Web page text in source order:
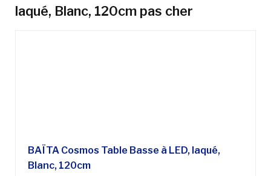
laqué, Blanc, 120cm pas cher
BAÏTA Cosmos Table Basse à LED, laqué,
Blanc, 120cm